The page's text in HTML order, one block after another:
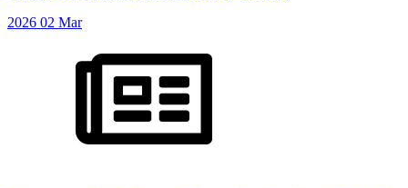
2026 02 Mar